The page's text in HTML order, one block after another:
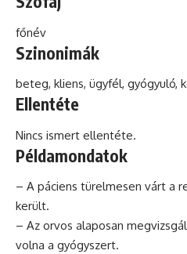
főnév
Szinonimák
beteg, kliens, ügyfél, gyógyuló,
Ellentéte
Nincs ismert ellentéte.
Példamondatok
– A páciens türelmesen várt a
került.
– Az orvos alaposan
volna a gyógyszert.